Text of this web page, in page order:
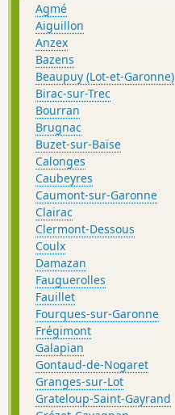
Agmé
Aiguillon
Anzex
Bazens
Beaupuy (Lot-et-Garonne)
Birac-sur-Trec
Bourran
Brugnac
Buzet-sur-Baïse
Calonges
Caubeyres
Caumont-sur-Garonne
Clairac
Clermont-Dessous
Coulx
Damazan
Fauguerolles
Fauillet
Fourques-sur-Garonne
Frégimont
Galapian
Gontaud-de-Nogaret
Granges-sur-Lot
Grateloup-Saint-Gayrand